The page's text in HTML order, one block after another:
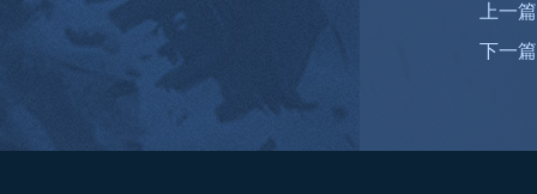
上一
下一